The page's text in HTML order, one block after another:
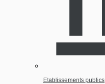
Etablissements publics